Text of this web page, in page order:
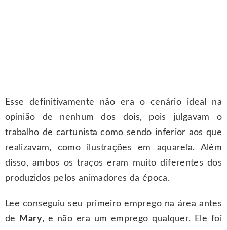
Esse definitivamente não era o cenário ideal na
opinião de nenhum dos dois, pois julgavam o
trabalho de cartunista como sendo inferior aos que
realizavam, como ilustrações em aquarela. Além
disso, ambos os traços eram muito diferentes dos
produzidos pelos animadores da época.
Lee conseguiu seu primeiro emprego na área antes
de
Mary, e não era um emprego qualquer. Ele foi